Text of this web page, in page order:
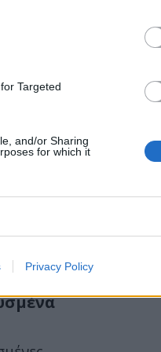
Targeted
and/or Sharing
for which it
Privacy Policy
ομίλου,